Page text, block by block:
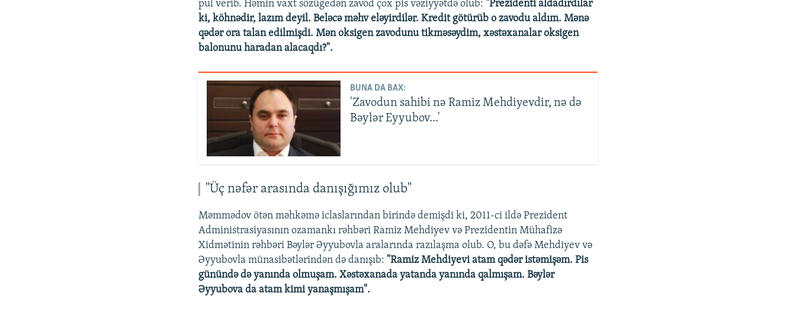
pul verib. Həmin vaxt sözügedən zavod çox pis vəziyyətdə olub: "Prezidenti aldadırdılar
ki, köhnədir, lazım deyil. Beləcə məhv eləyirdilər. Kredit götürüb o zavodu aldım. Mənə
qədər ora talan edilmişdi. Mən oksigen zavodunu tikməsəydim, xəstəxanalar oksigen
balonunu haradan alacaqdı?".
BUNA DA BAX:
'Zavodun sahibi nə Ramiz Mehdiyevdir, nə də
Bəylər Eyyubov...'
"Üç nəfər arasında danışığımız olub"
Məmmədov ötən məhkəmə iclaslarından birində demişdi ki, 2011-ci ildə Prezident
Administrasiyasının ozamankı rəhbəri Ramiz Mehdiyev və Prezidentin Mühafizə
Xidmətinin rəhbəri Bəylər Əyyubovla aralarında razılaşma olub. O, bu dəfə Mehdiyev və
Əyyubovla münasibətlərindən də danışıb: "Ramiz Mehdiyevi atam qədər istəmişəm. Pis
günündə də yanında olmuşam. Xəstəxanada yatanda yanında qalmışam. Bəylər
Əyyubova da atam kimi yanaşmışam".